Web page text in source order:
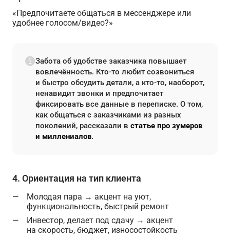
«Предпочитаете общаться в мессенджере или
удобнее голосом/видео?»
Забота об удобстве заказчика повышает
вовлечённость. Кто-то любит созвониться
и быстро обсудить детали, а кто-то, наоборот,
ненавидит звонки и предпочитает
фиксировать все данные в переписке. О том,
как общаться с заказчиками из разных
поколений, рассказали в статье про зумеров
и миллениалов.
4. Ориентация на тип клиента
Молодая пара → акцент на уют,
функциональность, быстрый ремонт
Инвестор, делает под сдачу → акцент
на скорость, бюджет, износостойкость